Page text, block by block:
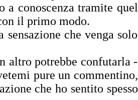
a conoscenza tramite quel
il primo modo.
che venga solo
altro potrebbe confutarla -
pure un commentino,
che ho sentito spesso